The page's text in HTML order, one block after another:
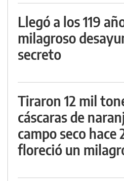
Llegó a los 119
milagroso
secreto
Tiraron 12 mil
cáscaras de
campo seco hace
floreció un